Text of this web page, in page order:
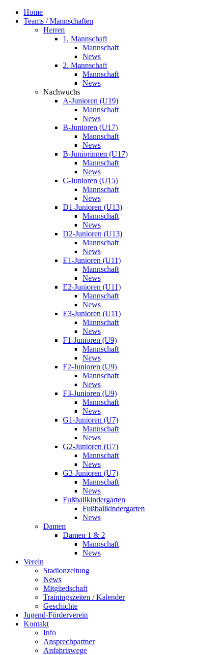
Home
Teams / Mannschaften
Herren
1. Mannschaft
Mannschaft
News
2. Mannschaft
Mannschaft
News
Nachwuchs
A-Junioren (U19)
Mannschaft
News
B-Junioren (U17)
Mannschaft
News
B-Juniorinnen (U17)
Mannschaft
News
C-Junioren (U15)
Mannschaft
News
D1-Junioren (U13)
Mannschaft
News
D2-Junioren (U13)
Mannschaft
News
E1-Junioren (U11)
Mannschaft
News
E2-Junioren (U11)
Mannschaft
News
E3-Junioren (U11)
Mannschaft
News
F1-Junioren (U9)
Mannschaft
News
F2-Junioren (U9)
Mannschaft
News
F3-Junioren (U9)
Mannschaft
News
G1-Junioren (U7)
Mannschaft
News
G2-Junioren (U7)
Mannschaft
News
G3-Junioren (U7)
Mannschaft
News
Fußballkindergarten
Fußballkindergarten
News
Damen
Damen 1 & 2
Mannschaft
News
Verein
Stadionzeitung
News
Mitgliedschaft
Trainingszeiten / Kalender
Geschichte
Jugend-Förderverein
Kontakt
Info
Ansprechpartner
Anfahrtswege